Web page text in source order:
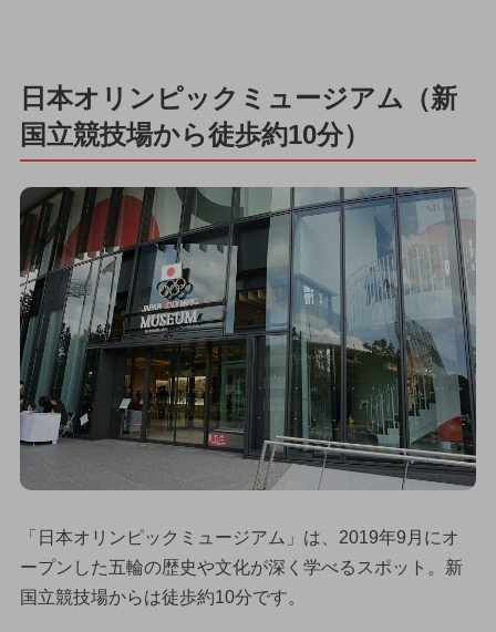
日本オリンピックミュージアム（新
国立競技場から徒歩約10分）
「日本オリンピックミュージアム」は、2019年9月にオ
ープンした五輪の歴史や文化が深く学べるスポット。新
国立競技場からは徒歩約10分です。